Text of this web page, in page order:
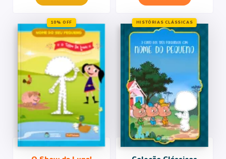
10% OFF HISTÓRIAS CLÁSSICAS